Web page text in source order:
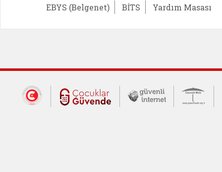
EBYS (Belgenet)
BİTS Yardım Masası
Dış Bağlantılar
Cumhurbaşkanlığı İletişim Merkezi
Çocuklar Güvende (yeni
Güvenli